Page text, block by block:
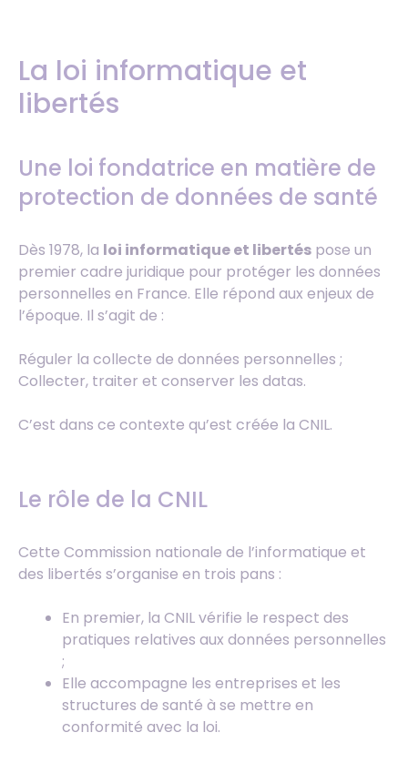
La loi informatique et
libertés
Une loi fondatrice en matière de
protection de données de santé
Dès 1978, la loi informatique et libertés pose un
premier cadre juridique pour protéger les données
personnelles en France. Elle répond aux enjeux de
l’époque. Il s’agit de :
Réguler la collecte de données personnelles ;
Collecter, traiter et conserver les datas.
C’est dans ce contexte qu’est créée la CNIL.
Le rôle de la CNIL
Cette Commission nationale de l’informatique et
des libertés s’organise en trois pans :
En premier, la CNIL vérifie le respect des
pratiques relatives aux données personnelles
;
Elle accompagne les entreprises et les
structures de santé à se mettre en
conformité avec la loi.